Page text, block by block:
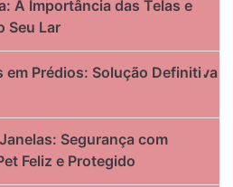
A Importância das Telas e
Seu Lar
em Prédios: Solução Definitiva
Segurança com
Feliz e Protegido